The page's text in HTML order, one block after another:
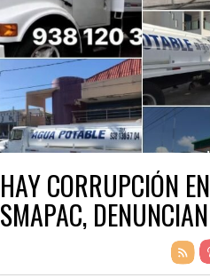
HAY CORRUPCIÓN EN
SMAPAC, DENUNCIAN